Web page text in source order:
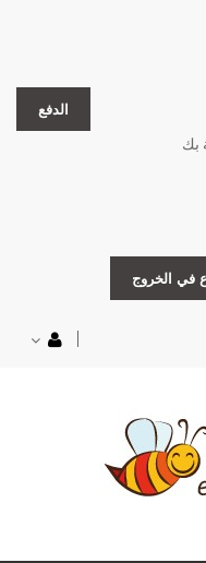
الدفع
بك
في الخروج